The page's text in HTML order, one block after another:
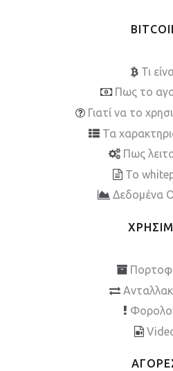
Τι
Πως το
Γιατί να το
Τα
Πως
To
Δεδομένα